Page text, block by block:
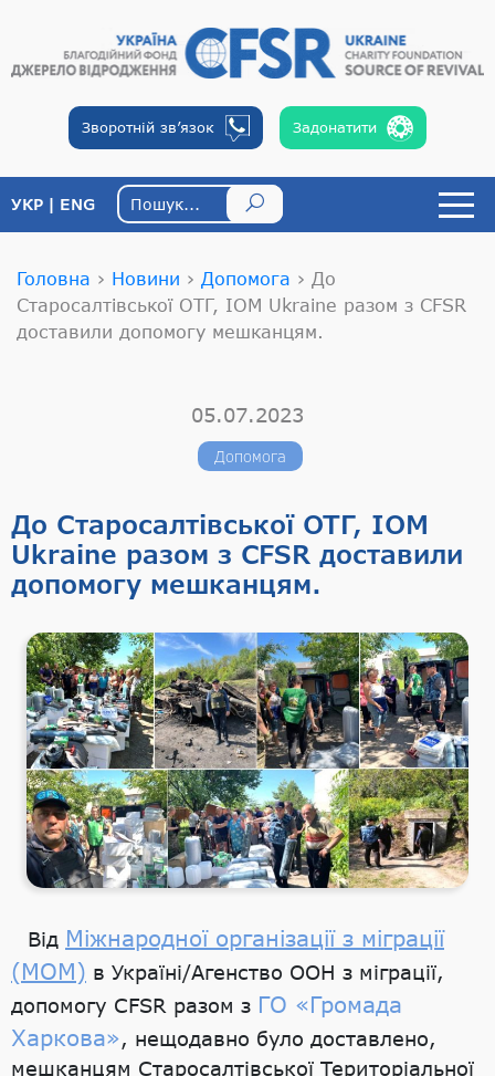
Зворотній зв’язок Задонатити
УКР ENG
Головна › Новини › Допомога › До
Старосалтівської ОТГ, IOM Ukraine разом з CFSR
доставили допомогу мешканцям.
05.07.2023
Допомога
До Старосалтівської ОТГ, IOM
Ukraine разом з CFSR доставили
допомогу мешканцям.
Від Міжнародної організації з міграції
(МОМ) в Україні/Агенство ООН з міграції,
допомогу CFSR разом з ГО «Громада
Харкова», нещодавно було доставлено,
мешканцям Старосалтівської Територіальної